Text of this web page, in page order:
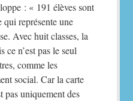
: « 191 élèves sont
qui représente une
Avec huit classes, la
ce n’est pas le seul
comme les
social. Car la carte
pas uniquement des